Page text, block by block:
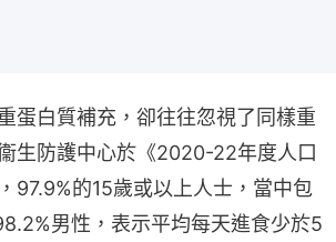
蛋白質補充，卻往往忽視了同樣重
生防護中心於《2020-22年度人口
97.9%的15歲或以上人士，當中包
男性，表示平均每天進食少於5